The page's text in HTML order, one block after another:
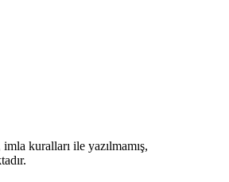
kuralları ile yazılmamış,